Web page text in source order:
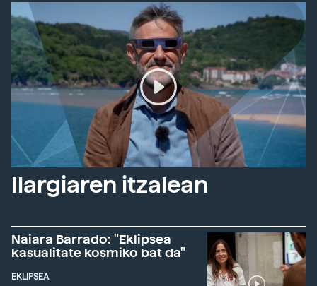
Ilargiaren itzalean
Naiara Barrado: "Eklipsea
kasualitate kosmiko bat da"
EKLIPSEA